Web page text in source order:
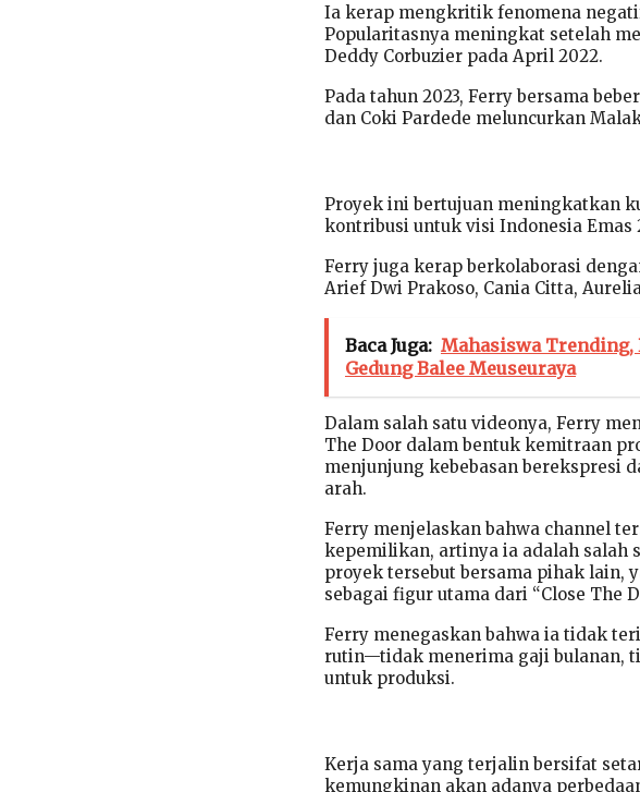
Ia kerap mengkritik fenomena
Popularitasnya meningkat setelah
Deddy Corbuzier pada April 2022.
Pada tahun 2023, Ferry bersama
dan Coki Pardede meluncurkan
Proyek ini bertujuan meningkatkan
kontribusi untuk visi Indonesia Emas
Ferry juga kerap berkolaborasi
Arief Dwi Prakoso, Cania Citta,
Baca Juga: Mahasiswa Trending,
Gedung Balee Meuseuraya
Dalam salah satu videonya, Ferry
The Door dalam bentuk kemitraan
menjunjung kebebasan berekspresi
arah.
Ferry menjelaskan bahwa channel
kepemilikan, artinya ia adalah salah
proyek tersebut bersama pihak lain,
sebagai figur utama dari “Close The
Ferry menegaskan bahwa ia tidak
rutin—tidak menerima gaji bulanan,
untuk produksi.
Kerja sama yang terjalin bersifat
kemungkinan akan adanya